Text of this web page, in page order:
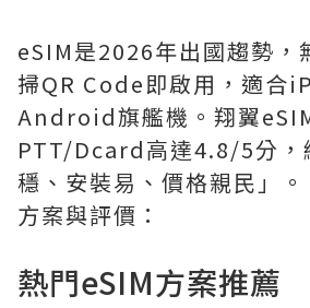
eSIM是2026年出國趨勢，
掃QR Code即啟用，適合
Android旗艦機。翔翼
PTT/Dcard高達4.8/5分，
穩、安裝易、價格親民」
方案與評價：
熱門eSIM方案推薦